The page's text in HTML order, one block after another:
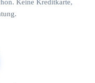
Keine Kreditkarte,